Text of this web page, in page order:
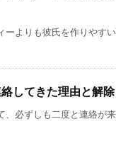
ーよりも彼氏を作りやす
絡してきた理由と解
、必ずしも二度と連絡が